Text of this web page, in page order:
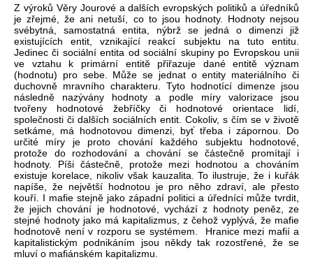
Z výroků Věry Jourové a dalších evropských politiků a úředníků
je zřejmé, že ani netuší, co to jsou hodnoty. Hodnoty nejsou
svébytná, samostatná entita, nýbrž se jedná o dimenzi již
existujících entit, vznikající reakcí subjektu na tuto entitu.
Jedinec či sociální entita od sociální skupiny po Evropskou unii
ve vztahu k primární entitě přiřazuje dané entitě význam
(hodnotu) pro sebe. Může se jednat o entity materiálního či
duchovně mravního charakteru. Tyto hodnotící dimenze jsou
následně nazývány hodnoty a podle míry valorizace jsou
tvořeny hodnotové žebříčky či hodnotové orientace lidí,
společnosti či dalších sociálních entit. Cokoliv, s čím se v životě
setkáme, má hodnotovou dimenzi, byť třeba i zápornou. Do
určité míry je proto chování každého subjektu hodnotové,
protože do rozhodování a chování se částečně promítají i
hodnoty. Píši částečně, protože mezi hodnotou a chováním
existuje korelace, nikoliv však kauzalita. To ilustruje, že i kuřák
napíše, že největší hodnotou je pro něho zdraví, ale přesto
kouří. I mafie stejně jako západní politici a úředníci může tvrdit,
že jejich chování je hodnotové, vychází z hodnoty peněz, ze
stejné hodnoty jako má kapitalizmus, z čehož vyplývá, že mafie
hodnotově není v rozporu se systémem. Hranice mezi mafií a
kapitalistickým podnikáním jsou někdy tak rozostřené, že se
mluví o mafiánském kapitalizmu.